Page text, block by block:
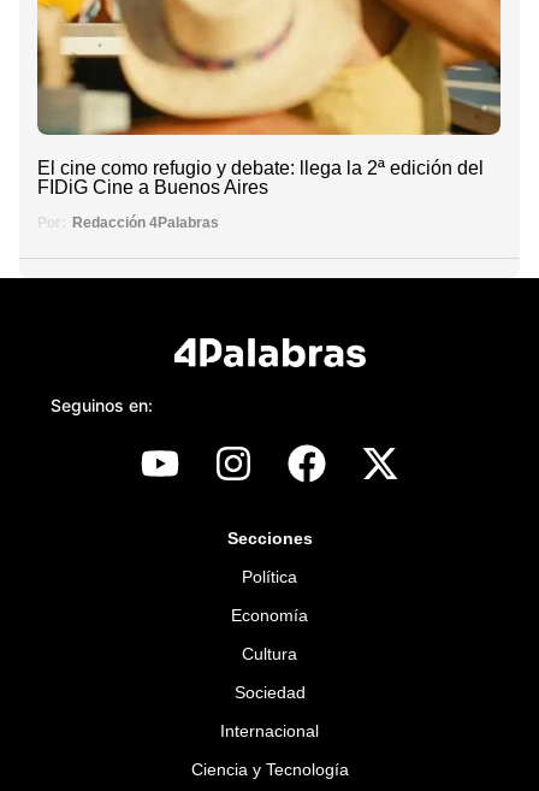
El cine como refugio y debate: llega la 2ª edición del
FIDiG Cine a Buenos Aires
Por: Redacción 4Palabras
Seguinos en:
Secciones
Política
Economía
Cultura
Sociedad
Internacional
Ciencia y Tecnología